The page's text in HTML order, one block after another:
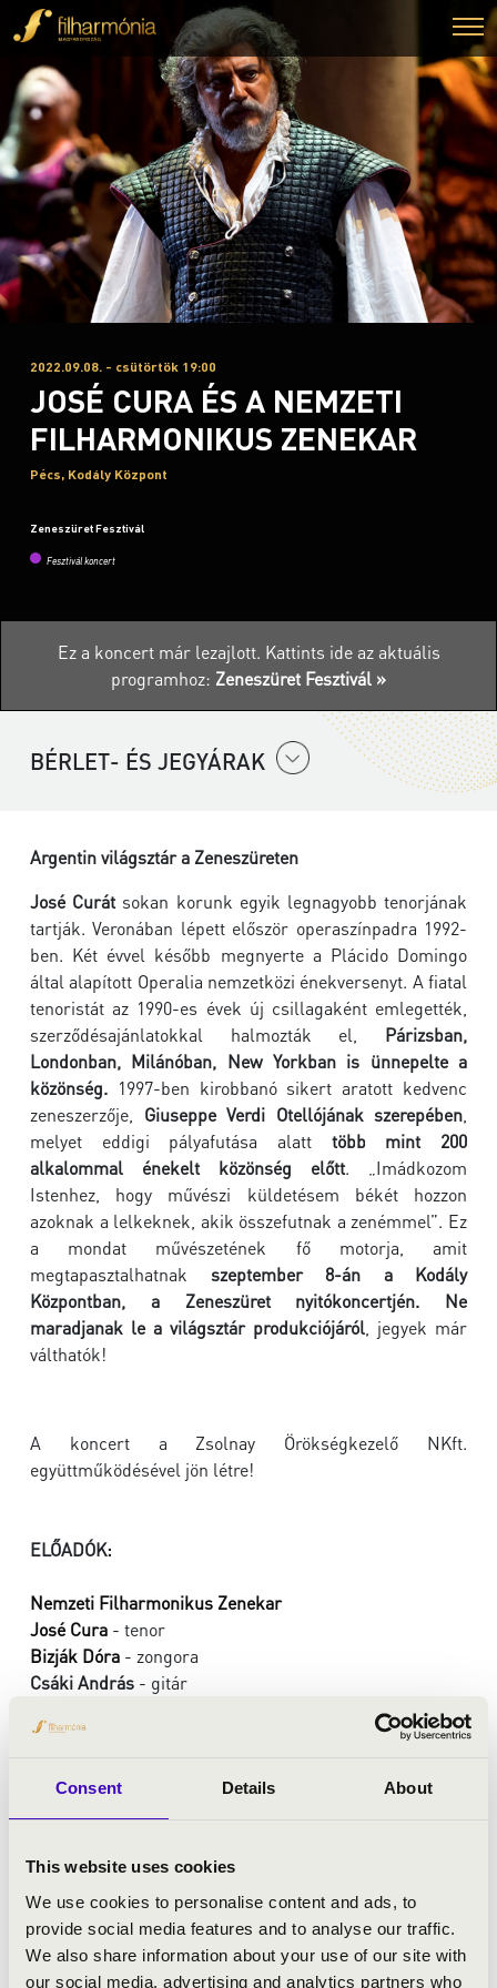
Consent Details About
This website uses cookies
We use cookies to personalise content and ads, to
provide social media features and to analyse our traffic.
We also share information about your use of our site with
our social media, advertising and analytics partners who
2022.09.08. - csütörtök 19:00
JOSÉ CURA ÉS A NEMZETI
FILHARMONIKUS ZENEKAR
Pécs, Kodály Központ
Zeneszüret Fesztivál
Fesztivál koncert
Ez a koncert már lezajlott. Kattints ide az aktuális
programhoz: Zeneszüret Fesztivál »
BÉRLET- ÉS JEGYÁRAK
Argentin világsztár a Zeneszüreten
José Curát sokan korunk egyik legnagyobb tenorjának
tartják. Veronában lépett először operaszínpadra 1992-
ben. Két évvel később megnyerte a Plácido Domingo
által alapított Operalia nemzetközi énekversenyt. A fiatal
tenoristát az 1990-es évek új csillagaként emlegették,
szerződésajánlatokkal halmozták el, Párizsban,
Londonban, Milánóban, New Yorkban is ünnepelte a
közönség. 1997-ben kirobbanó sikert aratott kedvenc
zeneszerzője, Giuseppe Verdi Otellójának szerepében
melyet eddigi pályafutása alatt több mint 200
alkalommal énekelt közönség előtt. „Imádkozom
Istenhez, hogy művészi küldetésem békét hozzon
azoknak a lelkeknek, akik összefutnak a zenémmel”. Ez
a mondat művészetének fő motorja, amit
megtapasztalhatnak szeptember 8-án a Kodály
Központban, a Zeneszüret nyitókoncertjén. Ne
maradjanak le a világsztár produkciójáról , jegyek már
válthatók!
A koncert a Zsolnay Örökségkezelő NKft.
együttműködésével jön létre!
ELŐADÓK:
Nemzeti Filharmonikus Zenekar
José Cura - tenor
Bizják Dóra - zongora
Csáki András - gitár
MŰSOR:
Walsh - Cura: Postal de guerra
Guastavino - Cura: Se equivocó la paloma
Gustavino - Cura: Riqueza
Guastavino - Cura: Préstame tu pañuelito
Guastavino - Cura: Violetas